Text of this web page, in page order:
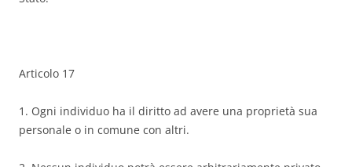
Articolo 17
1. Ogni individuo ha il diritto ad avere una proprietà sua
personale o in comune con altri.